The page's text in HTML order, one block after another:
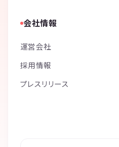
会社情報
運営会社
採用情報
プレスリリース